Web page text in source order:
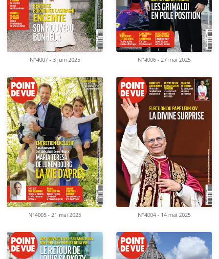
N°4007 - 3 juin 2025 N°4006 - 27 mai 2025
N°4005 - 21 mai 2025 N°4004 - 14 mai 2025